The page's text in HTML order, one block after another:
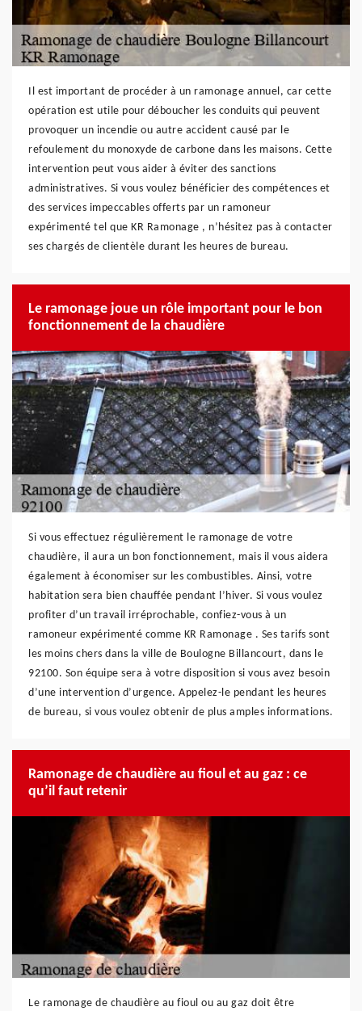
Il est important de procéder à un ramonage annuel, car cette
opération est utile pour déboucher les conduits qui peuvent
provoquer un incendie ou autre accident causé par le
refoulement du monoxyde de carbone dans les maisons. Cette
intervention peut vous aider à éviter des sanctions
administratives. Si vous voulez bénéficier des compétences et
des services impeccables offerts par un ramoneur
expérimenté tel que KR Ramonage , n’hésitez pas à contacter
ses chargés de clientèle durant les heures de bureau.
Le ramonage joue un rôle important pour le bon
fonctionnement de la chaudière
Si vous effectuez régulièrement le ramonage de votre
chaudière, il aura un bon fonctionnement, mais il vous aidera
également à économiser sur les combustibles. Ainsi, votre
habitation sera bien chauffée pendant l’hiver. Si vous voulez
profiter d’un travail irréprochable, confiez-vous à un
ramoneur expérimenté comme KR Ramonage . Ses tarifs sont
les moins chers dans la ville de Boulogne Billancourt, dans le
92100. Son équipe sera à votre disposition si vous avez besoin
d’une intervention d’urgence. Appelez-le pendant les heures
de bureau, si vous voulez obtenir de plus amples informations.
Ramonage de chaudière au fioul et au gaz : ce
qu’il faut retenir
Le ramonage de chaudière au fioul ou au gaz doit être